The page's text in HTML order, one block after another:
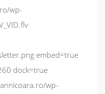
wp-
embed=true
dock=true
wp-